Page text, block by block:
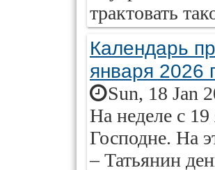
трактовать
Календарь
января 2026
Sun, 18 Jan
На неделе с
Господне. На
– Татьянин